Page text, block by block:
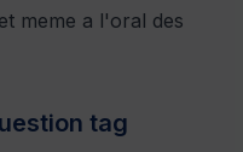
meme a l'oral des
tag